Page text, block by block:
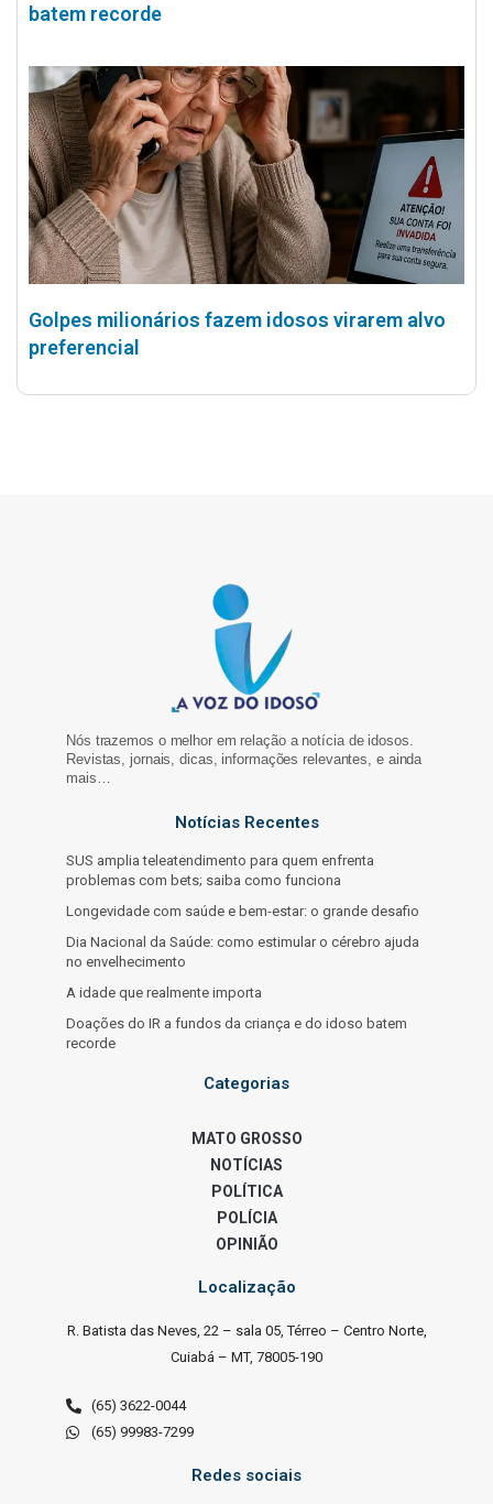
batem recorde
Golpes milionários fazem idosos virarem alvo
preferencial
Nós trazemos o melhor em relação a notícia de idosos.
Revistas, jornais, dicas, informações relevantes, e ainda
mais…
Notícias Recentes
SUS amplia teleatendimento para quem enfrenta
problemas com bets; saiba como funciona
Longevidade com saúde e bem-estar: o grande desafio
Dia Nacional da Saúde: como estimular o cérebro ajuda
no envelhecimento
A idade que realmente importa
Doações do IR a fundos da criança e do idoso batem
recorde
Categorias
MATO GROSSO
NOTÍCIAS
POLÍTICA
POLÍCIA
OPINIÃO
Localização
R. Batista das Neves, 22 – sala 05, Térreo – Centro Norte,
Cuiabá – MT, 78005-190
(65) 3622-0044
(65) 99983-7299
Redes sociais